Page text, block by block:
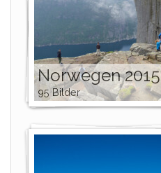
Norwegen 2015
95 Bilder